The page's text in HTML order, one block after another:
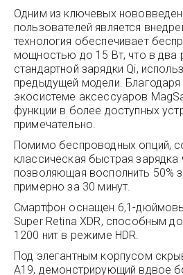
Одним из ключевых
пользователей является
технология обеспечивает
мощностью до 15 Вт, что в два
стандартной зарядки Qi,
предыдущей модели.
экосистеме аксессуаров
функции в более доступных
примечательно.
Помимо беспроводных опций,
классическая быстрая зарядка
позволяющая восполнить 50%
примерно за 30 минут.
Смартфон оснащен 6,1-
Super Retina XDR, способным
1200 нит в режиме HDR.
Под элегантным корпусом
A19, демонстрирующий вдвое